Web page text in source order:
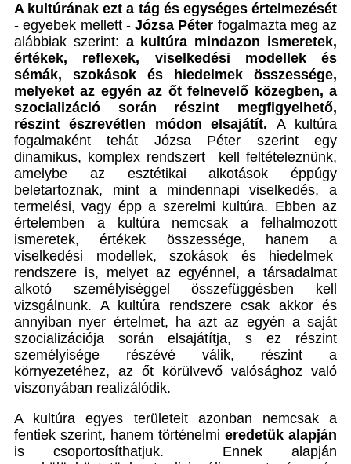
A kultúrának ezt a tág és egységes értelmezését
- egyebek mellett - Józsa Péter fogalmazta meg az
alábbiak szerint: a kultúra mindazon ismeretek,
értékek, reflexek, viselkedési modellek és
sémák, szokások és hiedelmek összessége,
melyeket az egyén az őt felnevelő közegben, a
szocializáció során részint megfigyelhető,
részint észrevétlen módon elsajátít.A kultúra
fogalmaként tehát Józsa Péter szerint egy
dinamikus, komplex rendszert
kell feltételeznünk,
amelybe az esztétikai alkotások éppúgy
beletartoznak, mint a mindennapi viselkedés, a
termelési, vagy épp a szerelmi kultúra. Ebben az
értelemben a kultúra nemcsak a felhalmozott
ismeretek, értékek összessége, hanem a
viselkedési modellek, szokások és hiedelmek
rendszere is, melyet az egyénnel, a társadalmat
alkotó személyiséggel összefüggésben kell
vizsgálnunk. A kultúra rendszere csak akkor és
annyiban nyer értelmet, ha azt az egyén a saját
szocializációja során elsajátítja, s ez részint
személyisége részévé válik, részint a
környezetéhez, az őt körülvevő valósághoz való
viszonyában realizálódik.
A kultúra egyes területeit azonban nemcsak a
fentiek szerint, hanem történelmi eredetük alapján
is csoportosíthatjuk. Ennek alapján